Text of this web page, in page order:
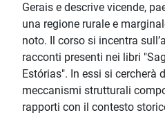
Gerais e descrive vicende,
una regione rurale e
noto. Il corso si incentra
racconti presenti nei libri
Estórias". In essi si cercherà
meccanismi strutturali
rapporti con il contesto